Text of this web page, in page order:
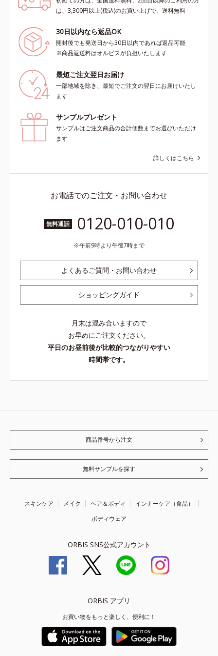
は、3,300円以上(税込)のお買い上げで、送料無料
30日以内なら返品OK
開封後でも発送日から30日以内であれば返品可能
※商品返送料はオルビスが負担いたします
最短ご注文翌日お届け
一部地域を除き、最短でご注文の翌日にお届けいたし
ます
サンプルプレゼント
サンプルはご注文商品の合計個数までお選びいただけ
ます
詳しくはこちら
お電話でのご注文・お問い合わせ
無料通話 0120-010-010
午前9時より午後7時まで
よくあるご質問・お問い合わせ
ショッピングガイド
月末は混み合いますので
お早めにご注文ください。
平日のお昼前後が比較的つながりやすい
時間帯です。
商品番号から注文
無料サンプルを探す
スキンケア メイク ヘア＆ボディ
インナーケア（食品）
ボディウェア
ORBIS SNS公式アカウント
ORBIS アプリ
お買い物をもっと楽しく、便利に！